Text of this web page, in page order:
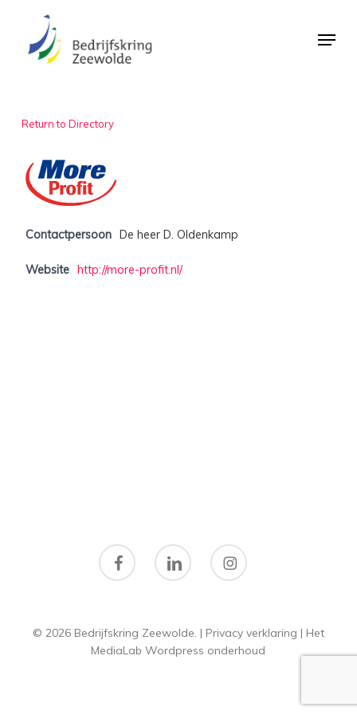
Menu
Return to Directory
Contactpersoon De heer D. Oldenkamp
Website http://more-profit.nl/
facebook linkedin instagram
© 2026 Bedrijfskring Zeewolde. | Privacy verklaring | Het
MediaLab Wordpress onderhoud